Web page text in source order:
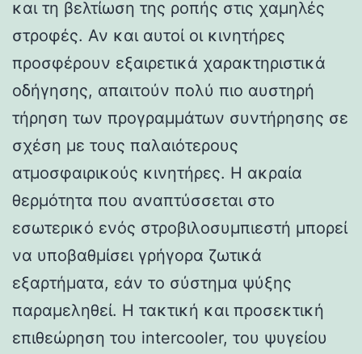
και τη βελτίωση της ροπής στις χαμηλές
στροφές. Αν και αυτοί οι κινητήρες
προσφέρουν εξαιρετικά χαρακτηριστικά
οδήγησης, απαιτούν πολύ πιο αυστηρή
τήρηση των προγραμμάτων συντήρησης σε
σχέση με τους παλαιότερους
ατμοσφαιρικούς κινητήρες. Η ακραία
θερμότητα που αναπτύσσεται στο
εσωτερικό ενός στροβιλοσυμπιεστή μπορεί
να υποβαθμίσει γρήγορα ζωτικά
εξαρτήματα, εάν το σύστημα ψύξης
παραμεληθεί. Η τακτική και προσεκτική
επιθεώρηση του intercooler, του ψυγείου